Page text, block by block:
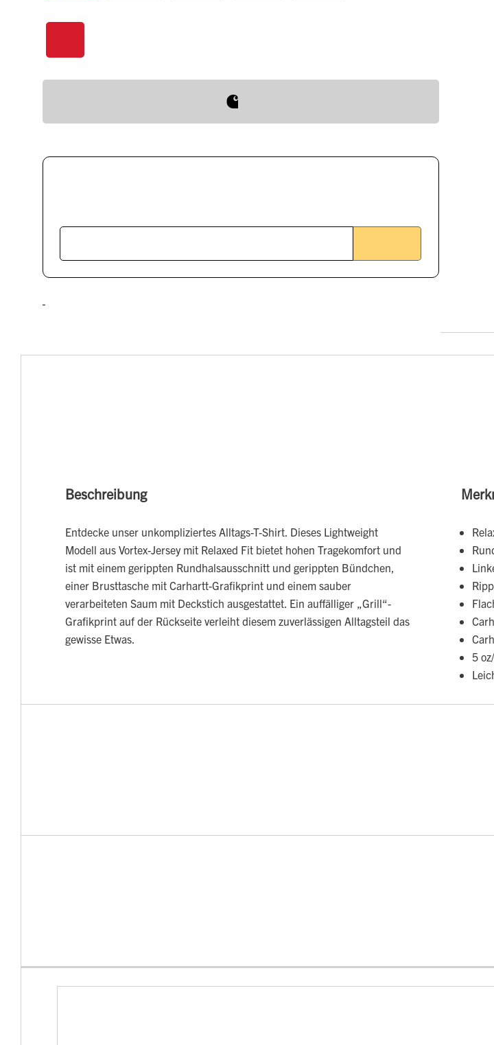
Beschreibung
Entdecke unser unkompliziertes Alltags-T-Shirt. Dieses Lightweight
Modell aus Vortex-Jersey mit Relaxed Fit bietet hohen Tragekomfort und
ist mit einem gerippten Rundhalsausschnitt und gerippten Bündchen,
einer Brusttasche mit Carhartt-Grafikprint und einem sauber
verarbeiteten Saum mit Deckstich ausgestattet. Ein auffälliger „Grill“-
Grafikprint auf der Rückseite verleiht diesem zuverlässigen Alltagsteil das
gewisse Etwas.
5